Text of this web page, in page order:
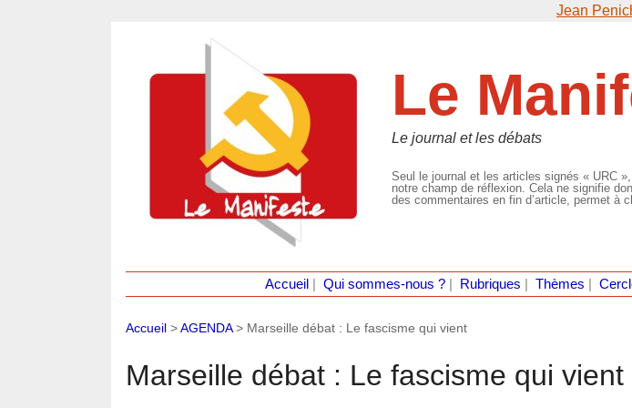
Jean
Le
Le journal et les débats
Seul le journal et les articles signés « URC
notre champ de réflexion. Cela ne signifie
des commentaires en fin d’article, permet à
Accueil Qui sommes-nous ?| Rubriques Thèmes
Accueil >AGENDA> Marseille débat : Le fascisme qui vient
Marseille débat : Le fascisme qui vient